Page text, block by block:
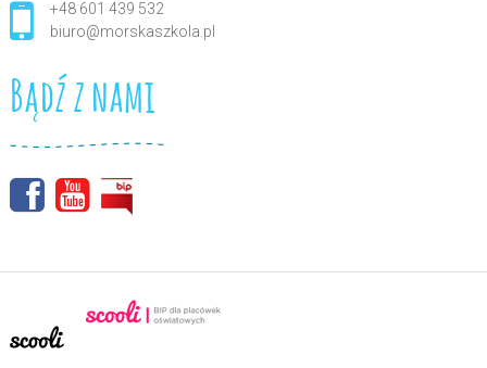
+48 601 439 532
biuro@morskaszkola.pl
Bądź z nami